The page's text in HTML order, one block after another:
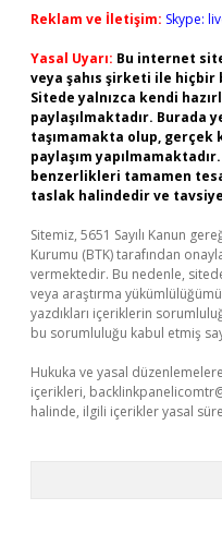
Reklam ve İletişim: Skype:
Yasal Uyarı: Bu internet
veya şahıs şirketi ile hiçbir
Sitede yalnızca kendi
paylaşılmaktadır. Burada
taşımamakta olup, gerçek
paylaşım
benzerlikleri tamamen
taslak halindedir ve
Sitemiz, 5651 Sayılı Kanun
Kurumu (BTK) tarafından
vermektedir. Bu nedenle,
veya araştırma
yazdıkları içeriklerin
bu sorumluluğu kabul etmiş
Hukuka ve yasal
içerikleri,
halinde, ilgili içerikler yasal